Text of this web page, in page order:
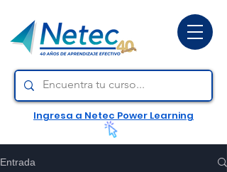
Ingresa a Netec Power Learning
Entrada